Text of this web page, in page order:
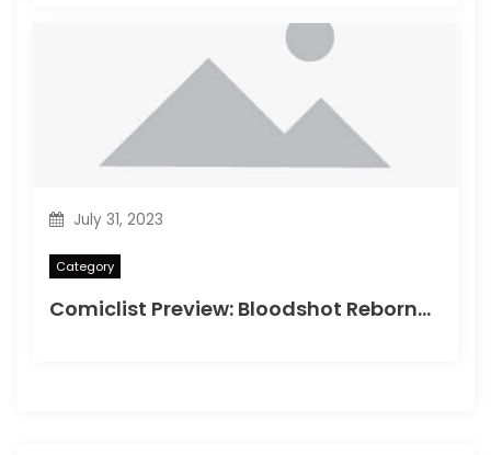
July 31, 2023
Category
Comiclist Preview: Bloodshot Reborn#2